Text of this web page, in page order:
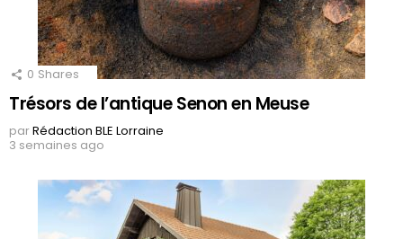
0 Shares
Trésors de l’antique Senon en Meuse
parRédaction BLE Lorraine
3 semaines ago